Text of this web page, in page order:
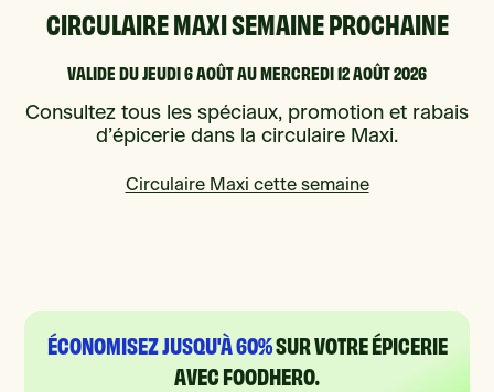
CIRCULAIRE MAXI SEMAINE PROCHAINE
VALIDE DU JEUDI 6 AOÛT AU MERCREDI 12 AOÛT 2026
Consultez tous les spéciaux, promotion et rabais
d’épicerie dans la circulaire Maxi.
Circulaire Maxi cette semaine
ÉCONOMISEZ JUSQU'À 60%SUR VOTRE ÉPICERIE
AVEC FOODHERO.